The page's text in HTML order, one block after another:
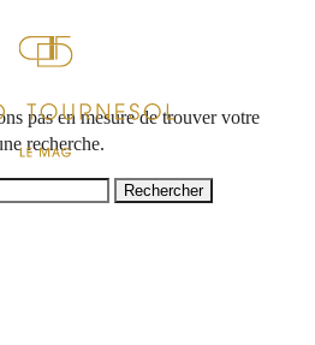
pas en mesure de trouver votre
recherche.